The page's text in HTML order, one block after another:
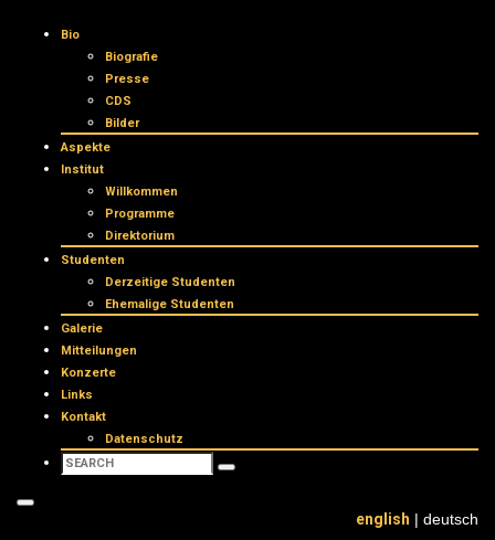
Bio
Biografie
Presse
CDS
Bilder
Aspekte
Institut
Willkommen
Programme
Direktorium
Studenten
Derzeitige Studenten
Ehemalige Studenten
Galerie
Mitteilungen
Konzerte
Links
Kontakt
Datenschutz
Search:
english | deutsch